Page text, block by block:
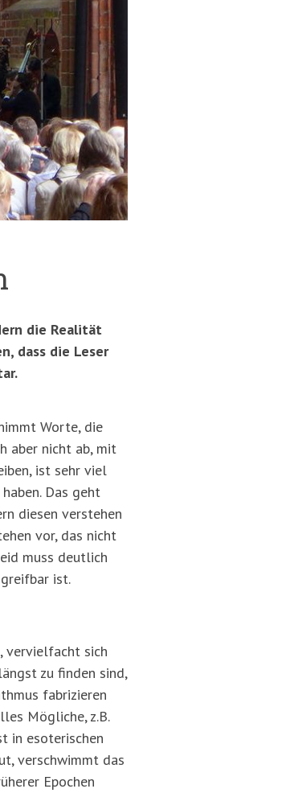
die Realität
dass die Leser
Worte, die
aber nicht ab, mit
ist sehr viel
Das geht
diesen verstehen
vor, das nicht
muss deutlich
ist.
vervielfacht sich
zu finden sind,
fabrizieren
Mögliche, z.B.
in esoterischen
verschwimmt das
Epochen